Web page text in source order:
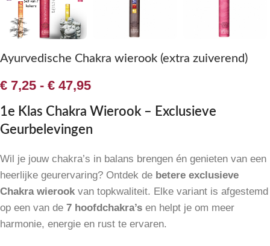
Ayurvedische Chakra wierook (extra zuiverend)
€ 7,25 - € 47,95
1e Klas Chakra Wierook – Exclusieve
Geurbelevingen
Wil je jouw chakra’s in balans brengen én genieten van een
heerlijke geurervaring? Ontdek de betere exclusieve
Chakra wierookvan topkwaliteit. Elke variant is afgestemd
op een van de 7 hoofdchakra’s en helpt je om meer
harmonie, energie en rust te ervaren.